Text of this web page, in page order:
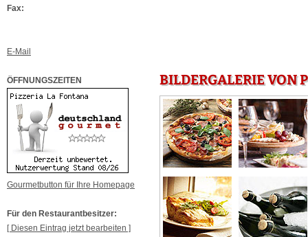
Fax:
E-Mail
ÖFFNUNGSZEITEN
Gourmetbutton für Ihre Homepage
Für den Restaurantbesitzer:
[ Diesen Eintrag jetzt bearbeiten ]
BILDERGALERIE VON